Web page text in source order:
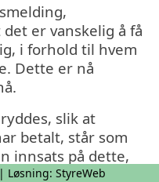
er vanskelig å få
i forhold til hvem
Dette er nå
slik at
betalt, står som
innsats på dette,
2024.
Løsning: StyreWeb